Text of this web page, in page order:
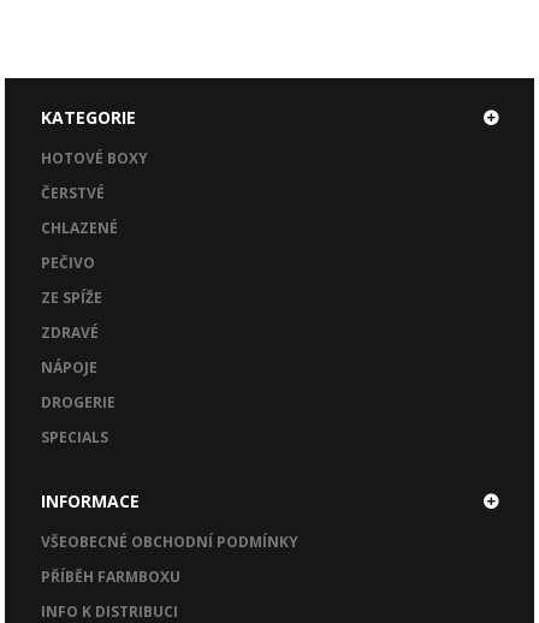
KATEGORIE
HOTOVÉ BOXY
ČERSTVÉ
CHLAZENÉ
PEČIVO
ZE SPÍŽE
ZDRAVÉ
NÁPOJE
DROGERIE
SPECIALS
INFORMACE
VŠEOBECNÉ OBCHODNÍ PODMÍNKY
PŘÍBĚH FARMBOXU
INFO K DISTRIBUCI